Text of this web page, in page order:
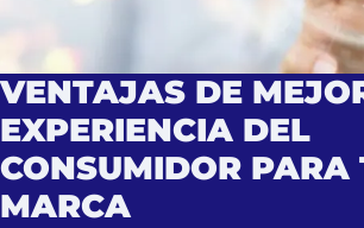
VENTAJAS DE
EXPERIENCIA DEL
CONSUMIDOR PARA
MARCA